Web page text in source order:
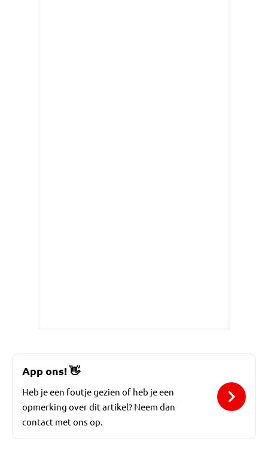
App ons!👋
Heb je een foutje gezien of heb je een
opmerking over dit artikel? Neem dan
contact met ons op.